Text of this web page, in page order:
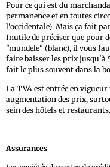
Pour ce qui est du
permanence et en toutes
l'occidentale). Mais ça fait
Inutile de préciser que pour
"mundele" (blanc), il vous
faire baisser les prix jusqu'à
fait le plus souvent dans la
La TVA est entrée en
augmentation des prix,
sein des hôtels et restaurants.
Assurances